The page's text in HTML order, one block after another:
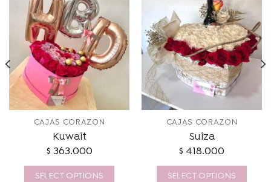
CAJAS CORAZÓN
Kuwait
$ 363.000
SELECT OPTIONS
CAJAS CORAZÓN
Suiza
$ 418.000
SELECT OPTIONS